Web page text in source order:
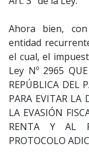
Ahora bien,
entidad
el cual, el
Ley Nº 2965
REPÚBLICA DEL
PARA EVITAR LA
LA EVASIÓN
RENTA Y AL
PROTOCOLO